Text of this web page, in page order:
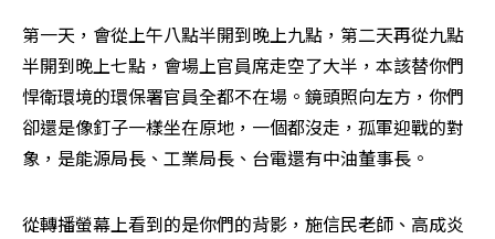
第一天，會從上午八點半開到晚上九點，第二天再從九點
半開到晚上七點，會場上官員席走空了大半，本該替你們
悍衛環境的環保署官員全都不在場。鏡頭照向左方，你們
卻還是像釘子一樣坐在原地，一個都沒走，孤軍迎戰的對
象，是能源局長、工業局長、台電還有中油董事長。
從轉播螢幕上看到的是你們的背影，施信民老師、高成炎